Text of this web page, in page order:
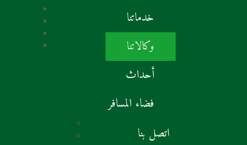
خدماتنا
وكالاتنا
أحداث
فضاء المسافر
اتصل بنا